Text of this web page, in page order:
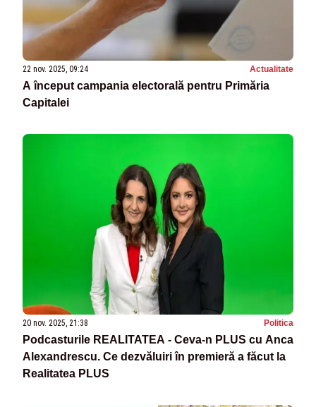
22 nov. 2025, 09:24 Actualitate
A început campania electorală pentru Primăria
Capitalei
20 nov. 2025, 21:38 Politica
Podcasturile REALITATEA - Ceva-n PLUS cu Anca
Alexandrescu. Ce dezvăluiri în premieră a făcut la
Realitatea PLUS